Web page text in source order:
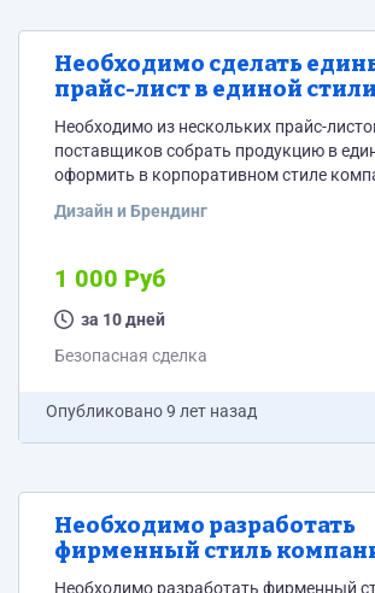
Необходимо сделать
прайс-лист в единой
компании.
Необходимо из нескольких прайс-
поставщиков собрать продукцию в
оформить в корпоративном стиле
Дизайн и Брендинг
1 000 Руб
за 10 дней
Безопасная сделка
Опубликовано9 лет назад
Необходимо разработать
фирменный стиль
Необходимо разработать фирменный